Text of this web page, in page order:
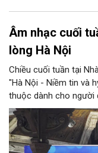
Âm nhạc cuối
lòng Hà Nội
Chiều cuối tuần tại
"Hà Nội - Niềm tin và
thuộc dành cho người
điệu jazz kinh điển
diễn của NSƯT
Club, mở ra một
trung tâm Thủ đô.